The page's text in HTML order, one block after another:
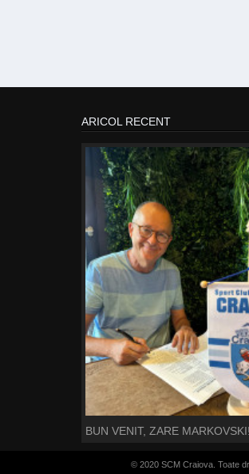
ARICOL RECENT
BUN VENIT, ZARE MARKOVSKI!
© 2020 SCM Craiova. Toate